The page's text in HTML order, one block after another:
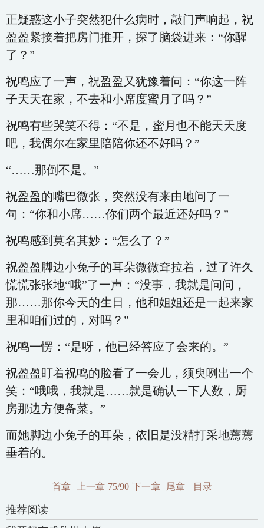
正疑惑这小子突然犯什么病时，敲门声响起，祝
盈盈紧接着把房门推开，探了脑袋进来：“你醒
了？”
祝鸣应了一声，祝盈盈又犹豫着问：“你这一阵
子天天在家，不去和小席度蜜月了吗？”
祝鸣有些哭笑不得：“不是，蜜月也不能天天度
吧，我偶尔在家里陪陪你还不好吗？”
“……那倒不是。”
祝盈盈的嘴巴微张，突然没有来由地问了一
句：“你和小席……你们两个最近还好吗？”
祝鸣感到莫名其妙：“怎么了？”
祝盈盈脚边小兔子的耳朵微微耷拉着，过了许久
慌慌张张地“哦”了一声：“没事，我就是问问，
那……那你今天的生日，他和姐姐还是一起来家
里和咱们过的，对吗？”
祝鸣一愣：“是呀，他已经答应了会来的。”
祝盈盈盯着祝鸣的脸看了一会儿，须臾咧出一个
笑：“哦哦，我就是……就是确认一下人数，厨
房那边方便备菜。”
而她脚边小兔子的耳朵，依旧是没精打采地蔫蔫
垂着的。
首章 上一章 75/90 下一章 尾章 目录
推荐阅读